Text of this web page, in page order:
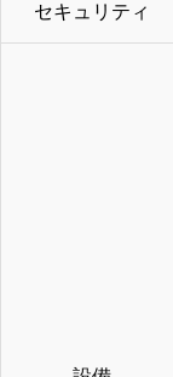
セキュリティ